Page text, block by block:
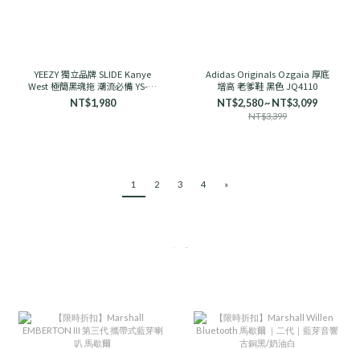
YEEZY 獨立品牌 SLIDE Kanye
West 極簡黑魂拖 潮流必備 YS-01
舒適
NT$1,980
Adidas Originals Ozgaia 厚底
增高 老爹鞋 黑色 JQ4110
NT$2,580 ~ NT$3,099
NT$3,399
1 2 3 4 »